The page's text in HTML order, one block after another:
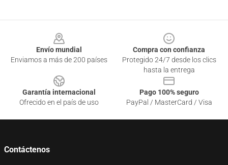
Envío mundial
Enviamos a más de 200 países
Compra con confianza
Protegido 24/7 desde los clics
hasta la entrega
Garantía internacional
Ofrecido en el país de uso
Pago 100% seguro
PayPal / MasterCard / Visa
Contáctenos